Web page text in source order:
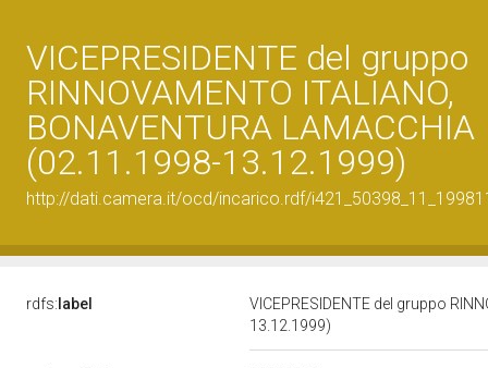
VICEPRESIDENTE del gruppo
RINNOVAMENTO ITALIANO,
BONAVENTURA LAMACCHIA
(02.11.1998-13.12.1999)
http://dati.camera.it/ocd/incarico.rdf/
rdfs: label
VICEPRESIDENTE del gruppo
13.12.1999)